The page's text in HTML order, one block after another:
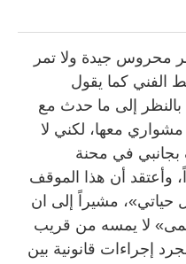
محروس جيدة ولا تمر
الفني كما يقول
بالنظر إلى ما حدث مع
معها، لكني لا
في محنة
وأعتقد أن هذا الموقف
مشيراً إلى ان
لا يمسه من قريب
إجراءات قانونية بين